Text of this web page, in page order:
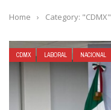
Home › Category: "CDMX"
CDMX LABORAL NACIONAL